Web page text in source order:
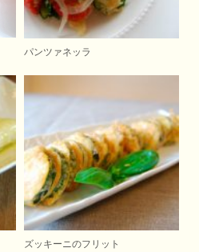
パンツァネッラ
ズッキーニのフリット